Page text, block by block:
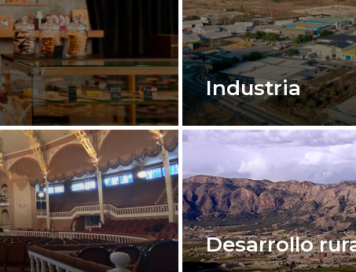
Industria
Desarrollo